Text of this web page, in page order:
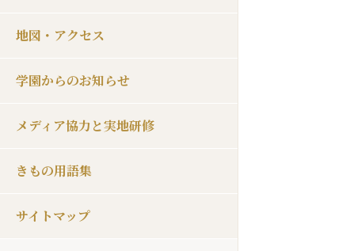
地図・アクセス
学園からのお知らせ
メディア協力と実地研修
きもの用語集
サイトマップ